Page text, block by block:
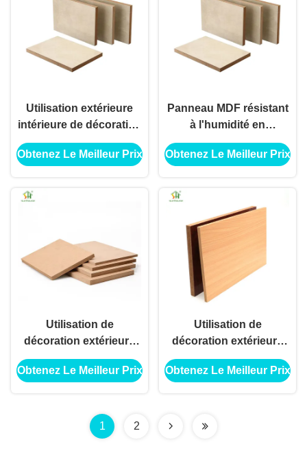
bâtiments
Utilisation extérieure
intérieure de décoration
de panneau de forces
de défense principale
bâtiments
Obtenez Le Meilleur Prix
Panneau MDF résistant
à l'humidité en
mélamine MDF pour
utilisation de décoration
Obtenez Le Meilleur Prix
Utilisation de
décoration extérieure
intérieure de panneau
de forces de défense
principale pour
l'utilisation d'application
Obtenez Le Meilleur Prix
Utilisation de
décoration extérieure
intérieure de panneau
de forces de défense
principale pour
Obtenez Le Meilleur Prix
1 2